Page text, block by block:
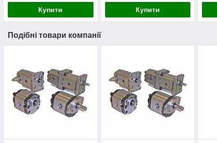
Купити Купити
Подібні товари компанії